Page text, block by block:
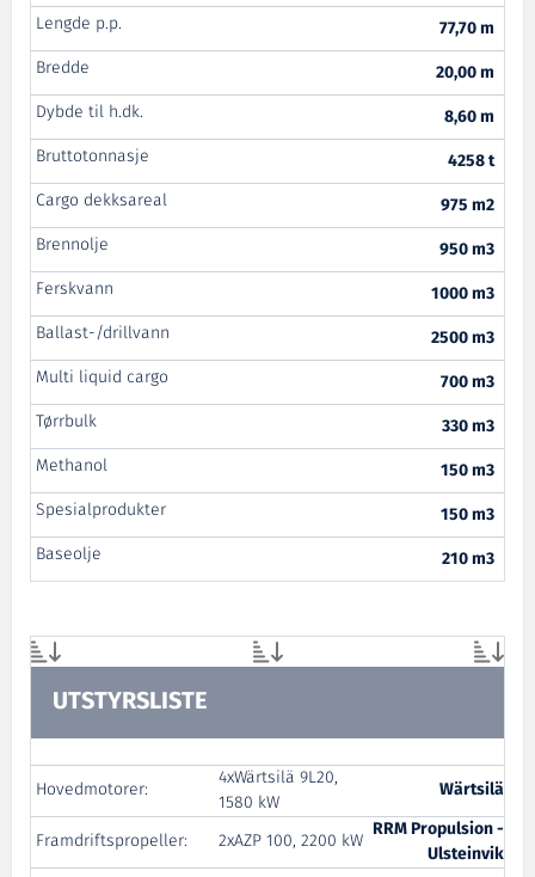
Lengde p.p.
77,70 m
Bredde
20,00 m
Dybde til h.dk.
8,60 m
Bruttotonnasje
4258 t
Cargo dekksareal
975 m2
Brennolje
950 m3
Ferskvann
1000 m3
Ballast-/drillvann
2500 m3
Multi liquid cargo
700 m3
Tørrbulk
330 m3
Methanol
150 m3
Spesialprodukter
150 m3
Baseolje
210 m3
UTSTYRSLISTE
Hovedmotorer:
4xWärtsilä 9L20,
1580 kW
Wärtsilä
Framdriftspropeller:
2xAZP 100, 2200 kW RRM Propulsion -
Ulsteinvik